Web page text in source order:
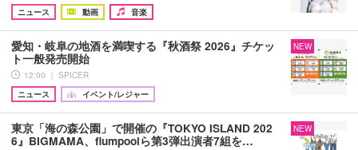
ニュース
動画 音楽
愛知・岐阜の地酒を満喫する『秋酒祭 2026』チケッ
ト一般発売開始
12:00 ｜ SPICER
ニュース
イベント/レジャー
NEW
東京「海の森公園」で開催の『TOKYO ISLAND 202
6』BIGMAMA、flumpoolら第3弾出演者7組を…
NEW